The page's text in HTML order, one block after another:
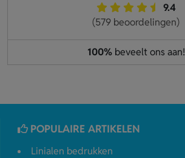
9.4
(579 beoordelingen)
100%beveelt ons aan!
POPULAIRE ARTIKELEN
Linialen bedrukken